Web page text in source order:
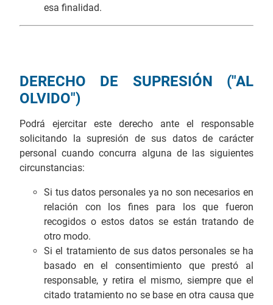
esa finalidad.
DERECHO DE SUPRESIÓN ("AL
OLVIDO")
Podrá ejercitar este derecho ante el responsable
solicitando la supresión de sus datos de carácter
personal cuando concurra alguna de las siguientes
circunstancias:
Si tus datos personales ya no son necesarios en
relación con los fines para los que fueron
recogidos o estos datos se están tratando de
otro modo.
Si el tratamiento de sus datos personales se ha
basado en el consentimiento que prestó al
responsable, y retira el mismo, siempre que el
citado tratamiento no se base en otra causa que